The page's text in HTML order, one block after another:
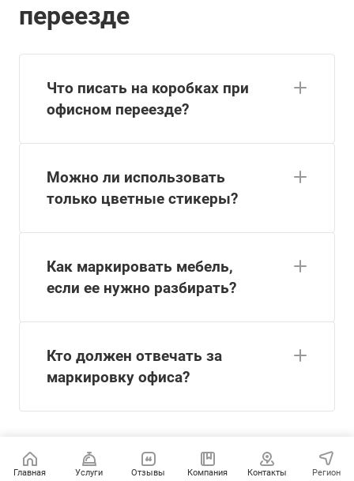
переезде
Что писать на коробках при
офисном переезде?
Можно ли использовать
только цветные стикеры?
Как маркировать мебель,
если ее нужно разбирать?
Кто должен отвечать за
маркировку офиса?
Что важно запомнить
Главная Услуги Отзывы Компания Контакты Регион